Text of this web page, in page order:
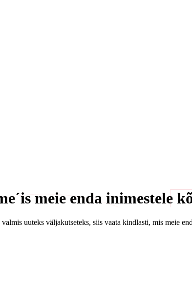
meie enda inimestele
uuteks väljakutseteks, siis vaata kindlasti, mis meie